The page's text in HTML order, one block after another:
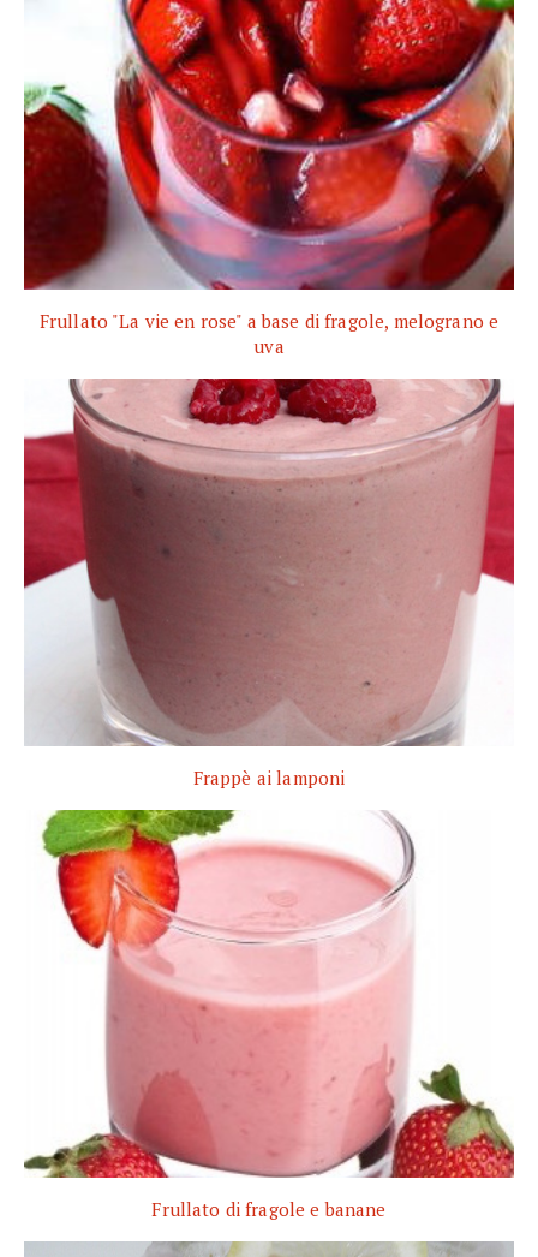
Frullato "La vie en rose" a base di fragole, melograno e
uva
Frappè ai lamponi
Frullato di fragole e banane